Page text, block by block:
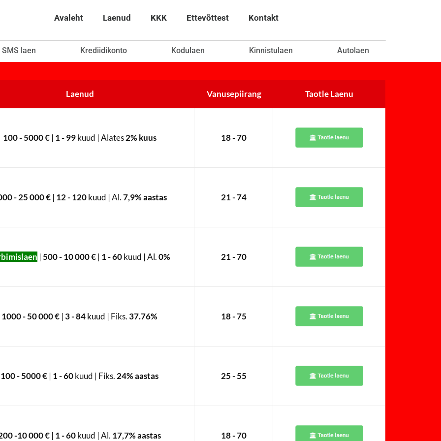
Avaleht Laenud KKK Ettevõttest Kontakt
SMS laen Krediidikonto Kodulaen Kinnistulaen Autolaen
Laenud Vanusepiirang Taotle Laenu
100 - 5000 €| 1 - 99kuud | Alates2% kuus 18 - 70
- 25 000 €| 12 - 120kuud | Al.7,9% aastas 21 - 74
|500 - 10 000 €| 1 - 60kuud | Al.0% 21 - 70
1000 - 50 000 € | 3 - 84kuud | Fiks. 37.76% 18 - 75
100 - 5000 € | 1 - 60kuud | Fiks. 24% aastas 25 - 55
-10 000 € | 1 - 60kuud | Al. 17,7% aastas 18 - 70